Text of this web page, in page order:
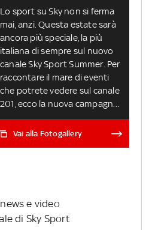
Lo sport su Sky non si ferma
mai, anzi. Questa estate sarà
ancora più speciale, la più
italiana di sempre sul nuovo
canale Sky Sport Summer. Per
raccontare il mare di eventi
che potrete vedere sul canale
201, ecco la nuova campagna
che vede protagonisti Pierre
Bruno, Lorenzo Cannone,
Vai alla Fotogallery
e video
di Sky Sport